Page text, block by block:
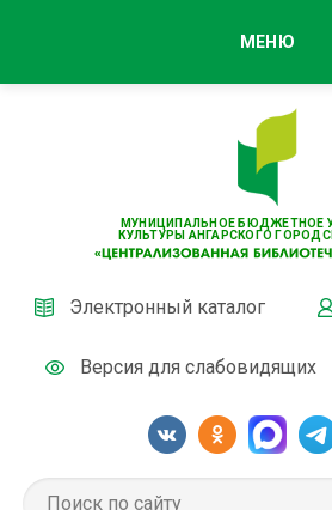
МУНИЦИПАЛЬНОЕ БЮДЖЕТНОЕ
КУЛЬТУРЫ АНГАРСКОГО
Электронный каталог
Версия для слабовидящих
МЕНЮ